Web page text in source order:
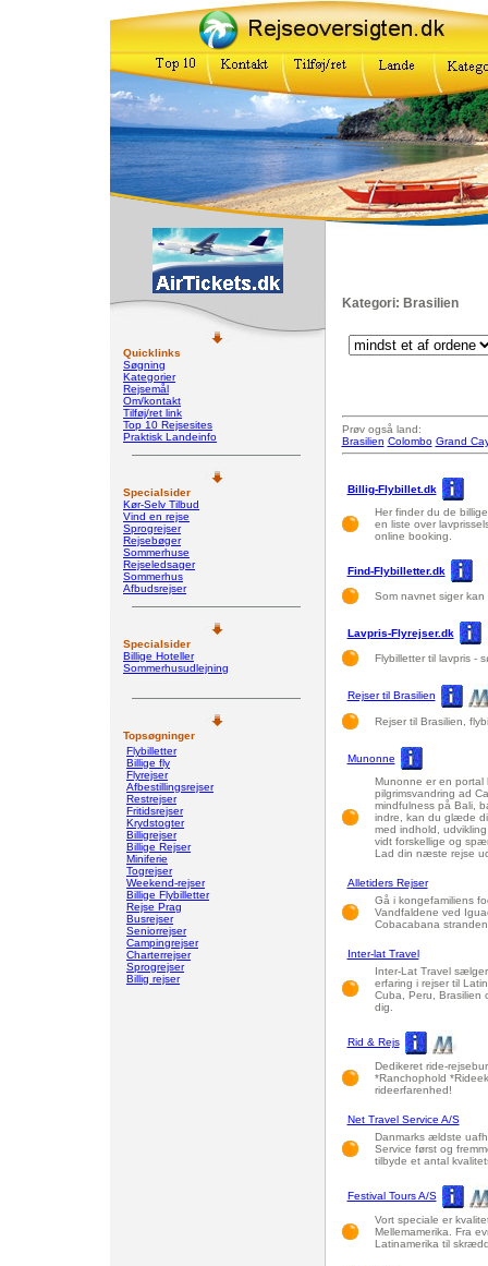
Quicklinks
Søgning
Kategorier
Rejsemål
Om/kontakt
Tilføj/ret link
Top 10 Rejsesites
Praktisk Landeinfo
Specialsider
Kør-Selv Tilbud
Vind en rejse
Sprogrejser
Rejsebøger
Sommerhuse
Rejseledsager
Sommerhus
Afbudsrejser
Specialsider
Billige Hoteller
Sommerhusudlejning
Topsøgninger
Flybilletter
Billige fly
Flyrejser
Afbestillingsrejser
Restrejser
Fritidsrejser
Krydstogter
Billigrejser
Billige Rejser
Miniferie
Togrejser
Weekend-rejser
Billige Flybilletter
Rejse Prag
Busrejser
Seniorrejser
Campingrejser
Charterrejser
Sprogrejser
Billig rejser
Kategori: Brasilien
Prøv også land:
Brasilien Colombo Grand
Billig-Flybillet.dk
Her finder du de
en liste over
online booking.
Find-Flybilletter.dk
Som navnet siger
Lavpris-Flyrejser.dk
Flybilletter til lavpris -
Rejser til Brasilien
Rejser til Brasilien,
Munonne
Munonne er en portal
pilgrimsvandring ad
mindfulness på Bali,
indre, kan du glæde
med indhold,
vidt forskellige og
Lad din næste rejse
Alletiders Rejser
Gå i kongefamiliens
Vandfaldene ved
Cobacabana
Inter-lat Travel
Inter-Lat Travel
erfaring i rejser til
Cuba, Peru, Brasilien
dig.
Rid & Rejs
Dedikeret ride-
*Ranchophold
rideerfarenhed!
Net Travel Service A/S
Danmarks ældste
Service først og
tilbyde et antal
Festival Tours A/S
Vort speciale er
Mellemamerika. Fra
Latinamerika til